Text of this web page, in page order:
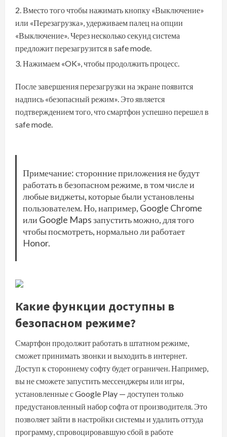
Вместо того чтобы нажимать кнопку «Выключение»
или «Перезагрузка», удерживаем палец на опции
«Выключение». Через несколько секунд система
предложит перезагрузится в safe mode.
Нажимаем «OK», чтобы продолжить процесс.
После завершения перезагрузки на экране появится
надпись «безопасный режим». Это является
подтверждением того, что смартфон успешно перешел в
safe mode.
Примечание: сторонние приложения не будут
работать в безопасном режиме, в том числе и
любые виджеты, которые были установлены
пользователем. Но, например, Google Chrome
или Google Maps запустить можно, для того
чтобы посмотреть, нормально ли работает
Honor.
Какие функции доступны в
безопасном режиме?
Смартфон продолжит работать в штатном режиме,
сможет принимать звонки и выходить в интернет.
Доступ к стороннему софту будет ограничен. Например,
вы не сможете запустить мессенджеры или игры,
установленные с Google Play — доступен только
предустановленный набор софта от производителя. Это
позволяет зайти в настройки системы и удалить оттуда
программу, спровоцировавшую сбой в работе